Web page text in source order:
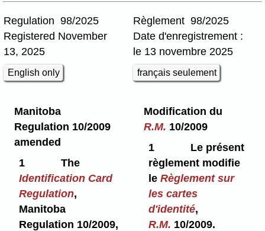
Regulation 98/2025
Registered November
13, 2025
English only
Règlement 98/2025
Date d'enregistrement :
le 13 novembre 2025
français seulement
Manitoba
Regulation 10/2009
amended
1
The
Identification Card
Regulation,
Manitoba
Regulation 10/2009,
Modification du
R.M. 10/2009
1
Le présent
règlement modifie
leRèglement sur
les cartes
d'identité,
R.M. 10/2009.